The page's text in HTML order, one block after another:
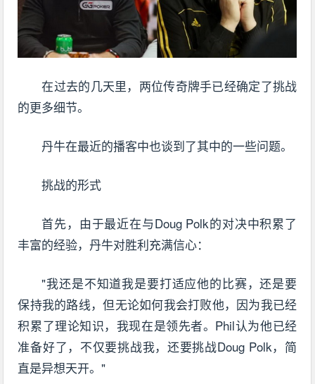
在过去的几天里，两位传奇牌手已经确定了挑战
的更多细节。
丹牛在最近的播客中也谈到了其中的一些问题。
挑战的形式
首先，由于最近在与Doug Polk的对决中积累了
丰富的经验，丹牛对胜利充满信心：
"我还是不知道我是要打适应他的比赛，还是要
保持我的路线，但无论如何我会打败他，因为我已经
积累了理论知识，我现在是领先者。Phil认为他已经
准备好了，不仅要挑战我，还要挑战Doug Polk，简
直是异想天开。"